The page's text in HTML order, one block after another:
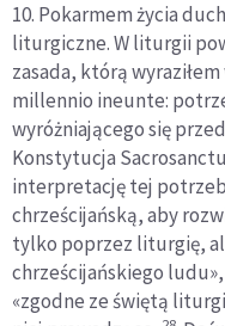
10. Pokarmem życia
liturgiczne. W liturgii
zasada, którą
millennio ineunte:
wyróżniającego się
Konstytucja
interpretację tej
chrześcijańską, aby
tylko poprzez liturgię,
chrześcijańskiego
«zgodne ze świętą